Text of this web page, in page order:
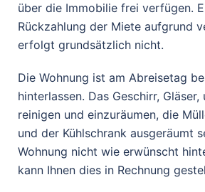
über die Immobilie frei verfügen.
Rückzahlung der Miete aufgrund
erfolgt grundsätzlich nicht.
Die Wohnung ist am Abreisetag
hinterlassen. Das Geschirr, Gläser,
reinigen und einzuräumen, die
und der Kühlschrank ausgeräumt
Wohnung nicht wie erwünscht
kann Ihnen dies in Rechnung